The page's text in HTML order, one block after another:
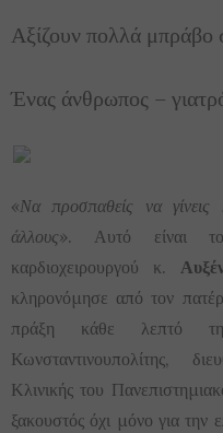
Αξίζουν πολλά
Ένας άνθρωπος –
«Να προσπαθείς να
άλλους». Αυτό είναι
καρδιοχειρουργού κ.
κληρονόμησε από τον
πράξη κάθε λεπτό
Κωνσταντινουπολίτης,
Κλινικής του
ξακουστός όχι μόνο για την